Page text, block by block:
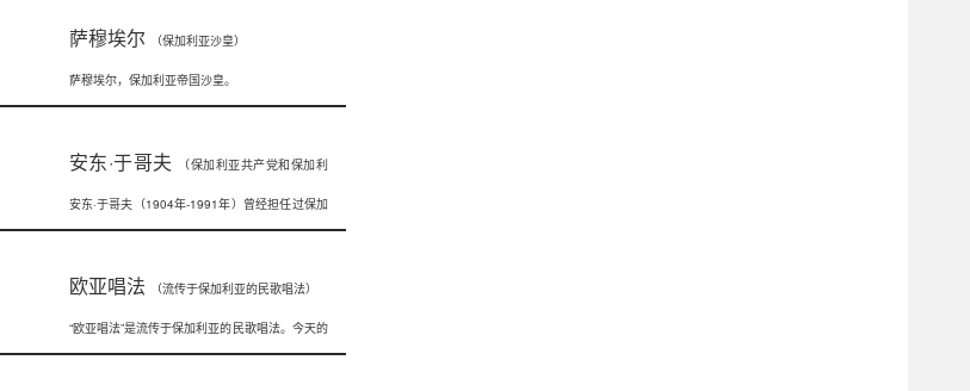
萨穆埃尔 （保加利亚沙皇）
萨穆埃尔，保加利亚帝国沙皇。
安东·于哥夫 （保加利亚共产党和保加利
亚人民共和国原领导人）
安东·于哥夫（1904年-1991年）曾经担任过保加
欧亚唱法 （流传于保加利亚的民歌唱法）
“欧亚唱法”是流传于保加利亚的民歌唱法。今天的